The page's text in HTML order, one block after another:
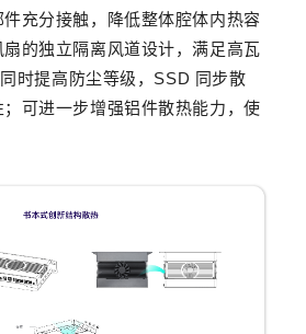
充分接触，降低整体腔体内热容
的独立隔离风道设计，满足高瓦
时提高防尘等级，SSD 同步散
可进一步增强铝件散热能力，使